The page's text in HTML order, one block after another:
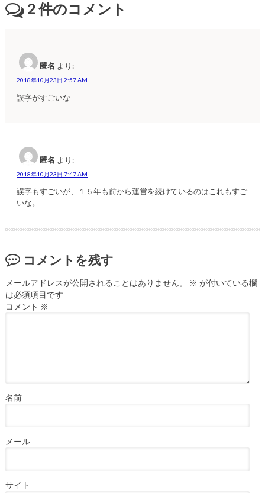
2件のコメント
匿名 より:
2018年10月23日 2:57 AM
誤字がすごいな
匿名 より:
2018年10月23日 7:47 AM
誤字もすごいが、１５年も前から運営を続けているのはこれもすご
いな。
コメントを残す
メールアドレスが公開されることはありません。 ※ が付いている欄
は必須項目です
コメント ※
名前
メール
サイト